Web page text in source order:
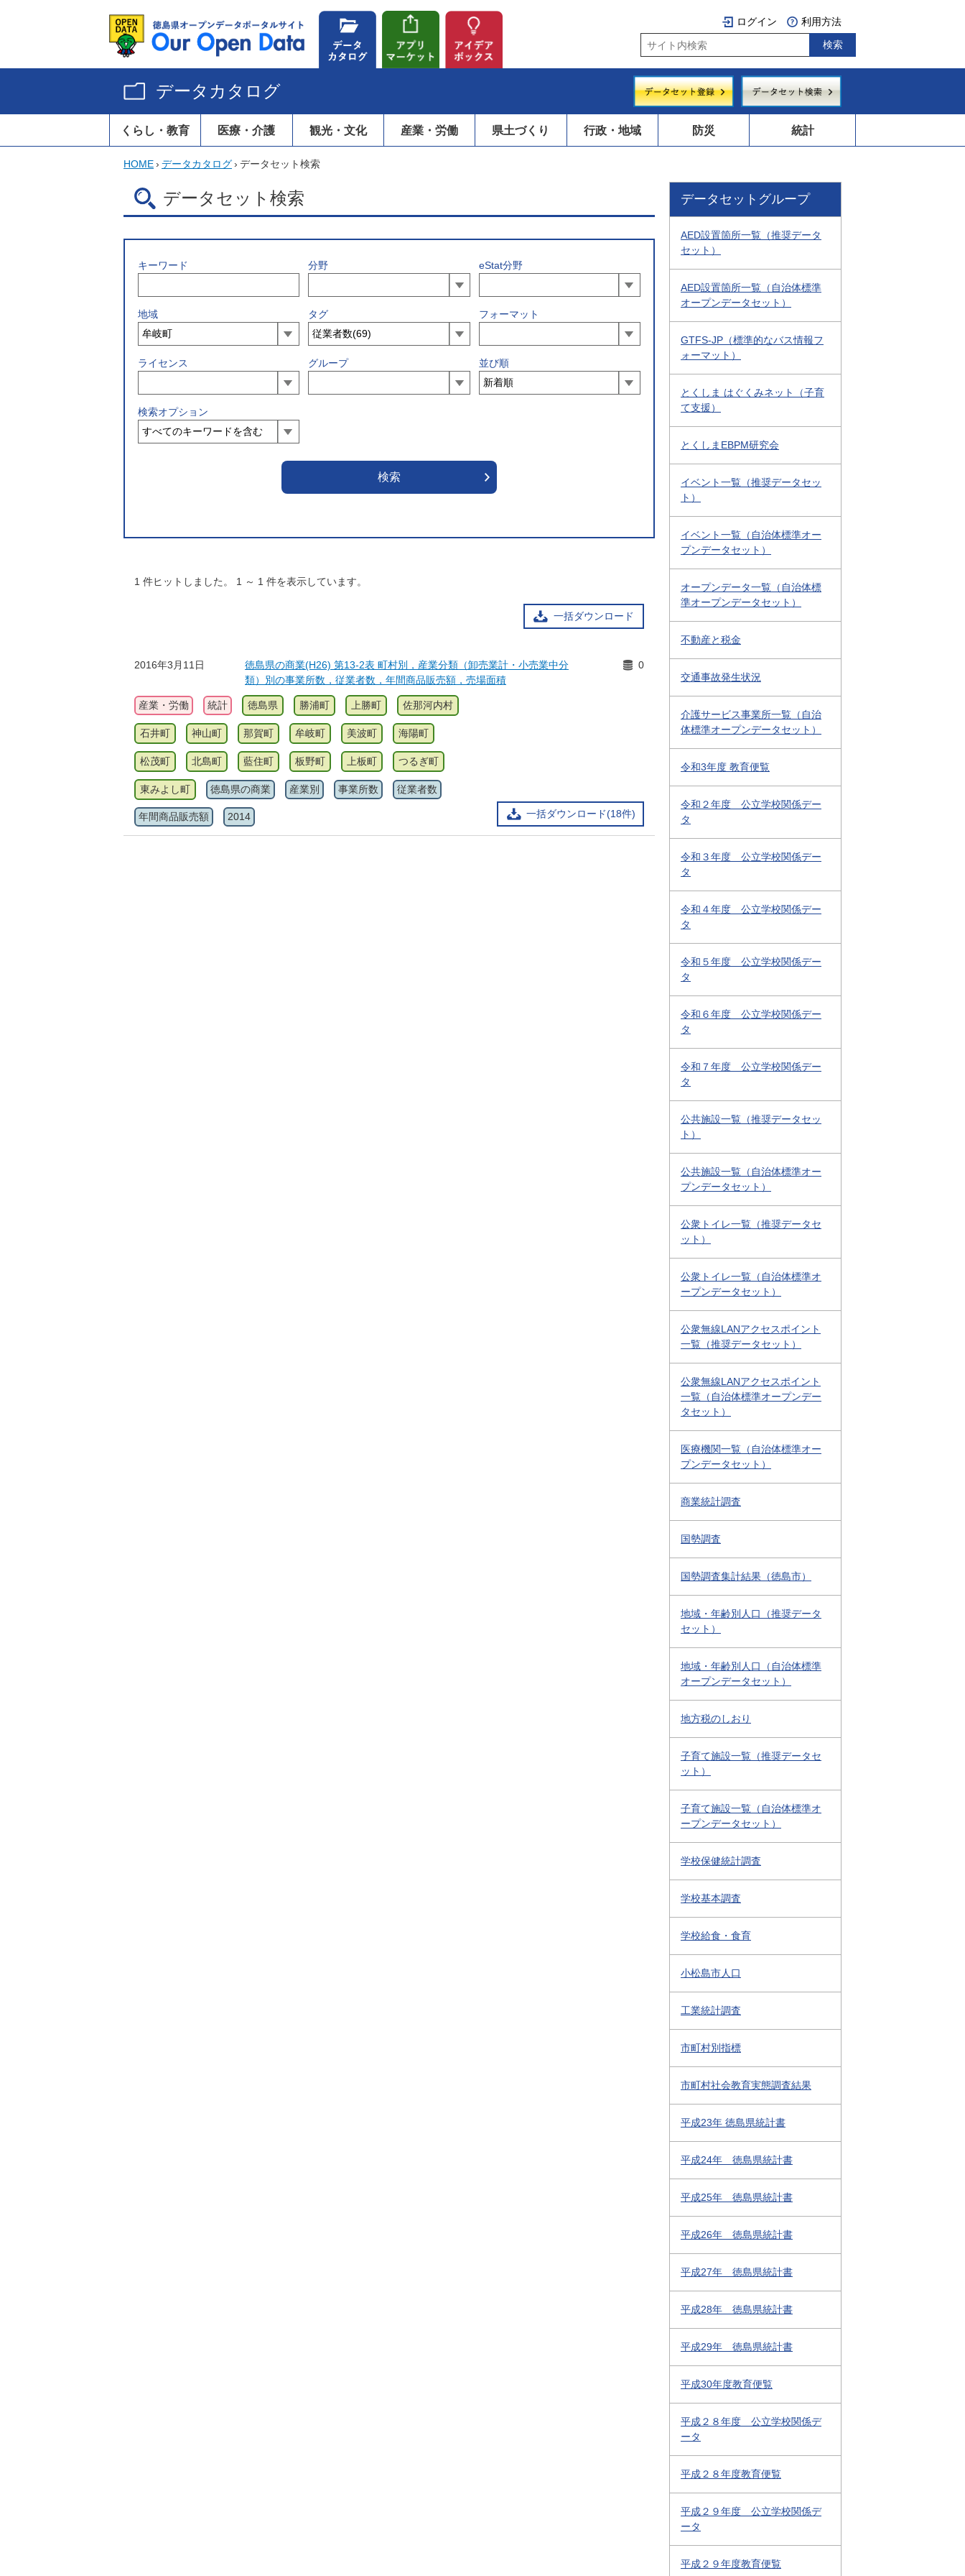
ログイン 利用方法
データカタログ
くらし・教育 医療・介護 観光・文化 産業・労働 県土づくり 行政・地域 防災 統計
HOME› データカタログ› データセット検索
データセット検索
キーワード 分野 eStat分野
地域 タグ フォーマット
ライセンス グループ 並び順
検索オプション
1 件ヒットしました。 1 ～ 1 件を表示しています。
一括ダウンロード
2016年3月11日
徳島県の商業(H26) 第13-2表 町村別，産業分類（卸売業計・小売業中分
類）別の事業所数，従業者数，年間商品販売額，売場面積
一括ダウンロード(18件)
0
産業・労働 統計 徳島県 勝浦町 上勝町 佐那河内村
石井町 神山町 那賀町 牟岐町 美波町 海陽町
松茂町 北島町 藍住町 板野町 上板町 つるぎ町
東みよし町 徳島県の商業 産業別 事業所数 従業者数
年間商品販売額 2014
データセットグループ
AED設置箇所一覧（推奨データ
セット）
AED設置箇所一覧（自治体標準
オープンデータセット）
GTFS-JP（標準的なバス情報フ
ォーマット）
とくしま はぐくみネット（子育
て支援）
とくしまEBPM研究会
イベント一覧（推奨データセッ
ト）
イベント一覧（自治体標準オー
プンデータセット）
オープンデータ一覧（自治体標
準オープンデータセット）
不動産と税金
交通事故発生状況
介護サービス事業所一覧（自治
体標準オープンデータセット）
令和3年度 教育便覧
令和２年度 公立学校関係デー
タ
令和３年度 公立学校関係デー
タ
令和４年度 公立学校関係デー
タ
令和５年度 公立学校関係デー
タ
令和６年度 公立学校関係デー
タ
令和７年度 公立学校関係デー
タ
公共施設一覧（推奨データセッ
ト）
公共施設一覧（自治体標準オー
プンデータセット）
公衆トイレ一覧（推奨データセ
ット）
公衆トイレ一覧（自治体標準オ
ープンデータセット）
公衆無線LANアクセスポイント
一覧（推奨データセット）
公衆無線LANアクセスポイント
一覧（自治体標準オープンデー
タセット）
医療機関一覧（自治体標準オー
プンデータセット）
商業統計調査
国勢調査
国勢調査集計結果（徳島市）
地域・年齢別人口（推奨データ
セット）
地域・年齢別人口（自治体標準
オープンデータセット）
地方税のしおり
子育て施設一覧（推奨データセ
ット）
子育て施設一覧（自治体標準オ
ープンデータセット）
学校保健統計調査
学校基本調査
学校給食・食育
小松島市人口
工業統計調査
市町村別指標
市町村社会教育実態調査結果
平成23年 徳島県統計書
平成24年 徳島県統計書
平成25年 徳島県統計書
平成26年 徳島県統計書
平成27年 徳島県統計書
平成28年 徳島県統計書
平成29年 徳島県統計書
平成30年度教育便覧
平成２８年度 公立学校関係デ
ータ
平成２８年度教育便覧
平成２９年度 公立学校関係デ
ータ
平成２９年度教育便覧